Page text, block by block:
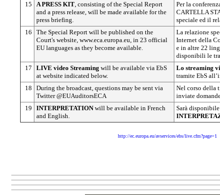
15
A PRESS KIT, consisting of the Special Report
and a press release, will be made available for the
press briefing.
Per la
CARTELLA
speciale ed il
16
The Special Report will be published on the
Court's website, www.eca.europa.eu, in 23 official
EU languages as they become available.
La relazione
Internet della
e in altre 22
disponibili le
17
LIVE video Streaming will be available via EbS
at website indicated below.
Lo streaming
tramite EbS
18
During the broadcast, questions may be sent via
Twitter @EUAuditorsECA
Nel corso della
inviate
19
INTERPRETATIONwill be available in French
and English.
Sarà
http://ec.europa.eu/avservices/ebs/live.cfm?page=1